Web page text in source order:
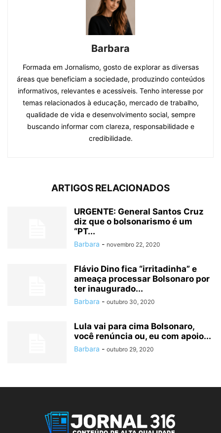
Barbara
Formada em Jornalismo, gosto de explorar as diversas
áreas que beneficiam a sociedade, produzindo conteúdos
informativos, relevantes e acessíveis. Tenho interesse por
temas relacionados à educação, mercado de trabalho,
qualidade de vida e desenvolvimento social, sempre
buscando informar com clareza, responsabilidade e
credibilidade.
ARTIGOS RELACIONADOS
URGENTE: General Santos Cruz
diz que o bolsonarismo é um
“PT...
Barbara - novembro 22, 2020
Flávio Dino fica “irritadinha” e
ameaça processar Bolsonaro por
ter inaugurado...
Barbara - outubro 30, 2020
Lula vai para cima Bolsonaro,
você renúncia ou, eu com apoio...
Barbara - outubro 29, 2020